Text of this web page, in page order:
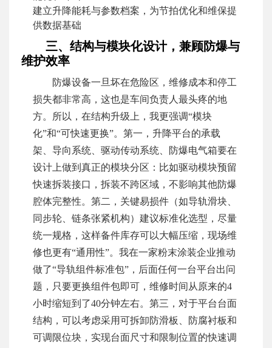
建立升降能耗与参数档案，为节拍优化和维保提
供数据基础
三、结构与模块化设计，兼顾防爆与
维护效率
防爆设备一旦坏在危险区，维修成本和停工
损失都非常高，这也是车间负责人最头疼的地
方。所以，在结构升级上，我更强调“模块
化”和“可快速更换”。第一，升降平台的承载
架、导向系统、驱动传动系统、防爆电气箱要在
设计上做到真正的模块分区：比如驱动模块预留
快速拆装接口，拆装不跨区域，不影响其他防爆
腔体完整性。第二，关键易损件（如导轨滑块、
同步轮、链条张紧机构）建议标准化选型，尽量
统一规格，这样备件库存可以大幅压缩，现场维
修也更有“通用性”。我在一家粉末涂装企业推动
做了“导轨组件标准包”，后面任何一台平台出问
题，只要更换组件包即可，维修时间从原来的4
小时缩短到了40分钟左右。第三，对于平台台面
结构，可以考虑采用可拆卸防滑板、防腐衬板和
可调限位块，实现台面尺寸和限制位置的快速调